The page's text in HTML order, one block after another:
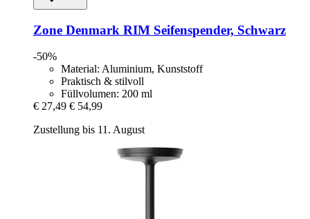
Zone Denmark RIM Seifenspender, Schwarz
-50%
Material: Aluminium, Kunststoff
Praktisch & stilvoll
Füllvolumen: 200 ml
€ 27,49 € 54,99
Zustellung bis 11. August